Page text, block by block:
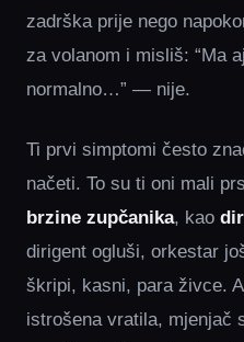
zadrška prije nego
za volanom i misliš: “Ma
normalno…” — nije.
Ti prvi simptomi često
načeti. To su ti oni mali
brzine zupčanika, kao
dirigent ogluši, orkestar
škripi, kasni, para živce.
istrošena vratila, mjenjač